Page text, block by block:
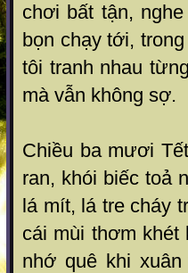
chơi bất tận,
bọn chạy tới,
tôi tranh nhau
mà vẫn không sợ.
Chiều ba mươi
ran, khói biếc toả
lá mít, lá tre cháy
cái mùi thơm khét
nhớ quê khi